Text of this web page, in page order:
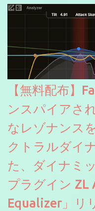
【無料配布】
ンスパイアさ
なレゾナンス
クトラルダイ
た、ダイナミ
プラグイン ZL
Equalizer」リ